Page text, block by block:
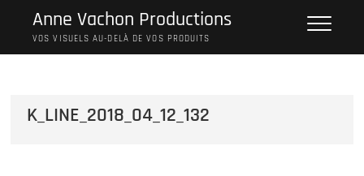
content
Anne Vachon Productions
VOS VISUELS AU-DELÀ DE VOS PRODUITS
K_LINE_2018_04_12_132